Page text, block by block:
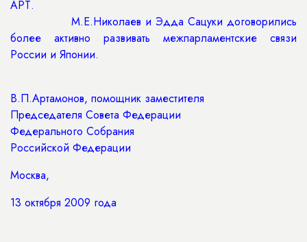
АРТ.
М.Е.Николаев и Эдда Сацуки договорились
более активно развивать межпарламентские связи
России и Японии.
В.П.Артамонов, помощник заместителя
Председателя Совета Федерации
Федерального Собрания
Российской Федерации
Москва,
13 октября 2009 года